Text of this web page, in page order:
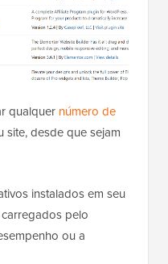
qualquer número de
site, desde que sejam
instalados em seu
pelo
ou a